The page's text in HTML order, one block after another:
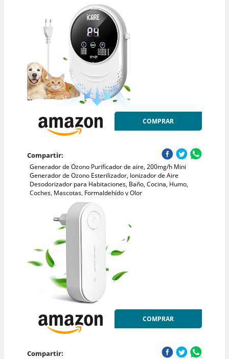
COMPRAR
Compartir:
Generador de Ozono Purificador de aire, 200mg/h Mini
Generador de Ozono Esterilizador, Ionizador de Aire
Desodorizador para Habitaciones, Baño, Cocina, Humo,
Coches, Mascotas, Formaldehído y Olor
COMPRAR
Compartir: